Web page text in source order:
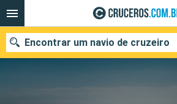
Encontrar um navio de cruzeiro